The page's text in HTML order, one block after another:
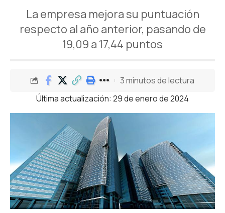
La empresa mejora su puntuación
respecto al año anterior, pasando de
19,09 a 17,44 puntos
Última actualización: 29 de enero de 2024
3 minutos de lectura